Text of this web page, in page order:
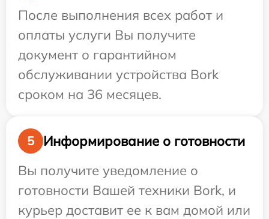
После выполнения всех работ и
оплаты услуги Вы получите
документ о гарантийном
обслуживании устройства Bork
сроком на 36 месяцев.
5
Информирование о готовности
Вы получите уведомление о
готовности Вашей техники Bork, и
курьер доставит ее к вам домой или